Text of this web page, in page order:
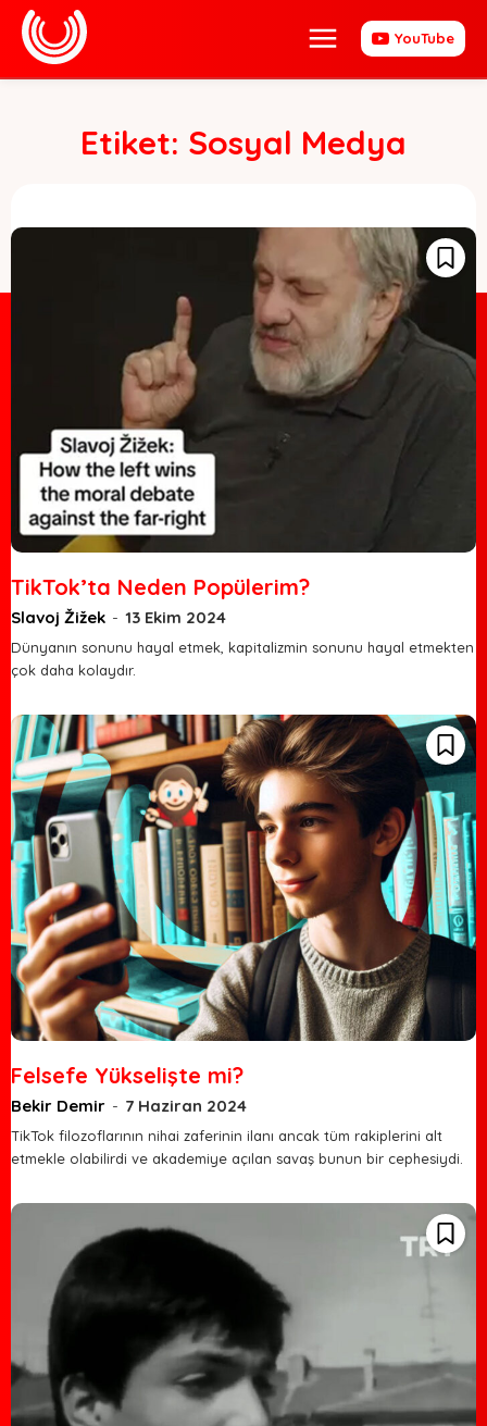
YouTube
Etiket: Sosyal Medya
TikTok’ta Neden Popülerim?
Slavoj Žižek - 13 Ekim 2024
Dünyanın sonunu hayal etmek, kapitalizmin sonunu hayal etmekten
çok daha kolaydır.
Felsefe Yükselişte mi?
Bekir Demir - 7 Haziran 2024
TikTok filozoflarının nihai zaferinin ilanı ancak tüm rakiplerini alt
etmekle olabilirdi ve akademiye açılan savaş bunun bir cephesiydi.